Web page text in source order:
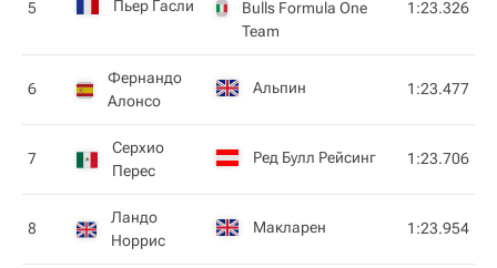
5 Пьер Гасли
Bulls Formula One
Team
1:23.326
6
Фернандо
Алонсо
Альпин 1:23.477
7
Серхио
Перес
Ред Булл Рейсинг 1:23.706
8
Ландо
Норрис
Макларен 1:23.954